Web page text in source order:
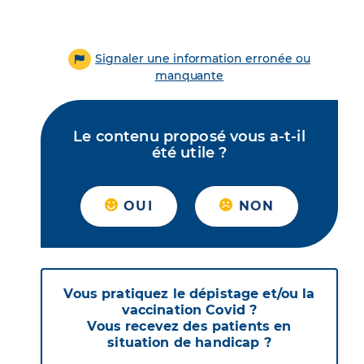
Signaler une information erronée ou
manquante
Le contenu proposé vous a-t-il
été utile ?
OUI NON
Vous pratiquez le dépistage et/ou la
vaccination Covid ?
Vous recevez des patients en
situation de handicap ?